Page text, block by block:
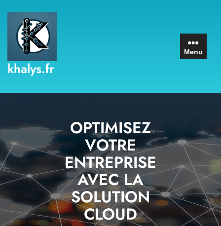
content
khalys.fr
Menu
OPTIMISEZ
VOTRE
ENTREPRISE
AVEC LA
SOLUTION
CLOUD